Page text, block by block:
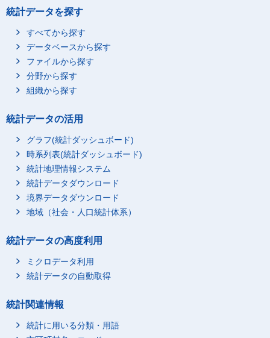
統計データを探す
すべてから探す
データベースから探す
ファイルから探す
分野から探す
組織から探す
統計データの活用
グラフ(統計ダッシュボード)
時系列表(統計ダッシュボード)
統計地理情報システム
統計データダウンロード
境界データダウンロード
地域（社会・人口統計体系）
統計データの高度利用
ミクロデータ利用
統計データの自動取得
統計関連情報
統計に用いる分類・用語